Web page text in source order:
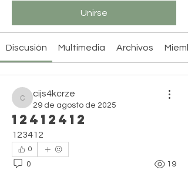
Unirse
Discusión Multimedia Archivos
cijs4kcrze
cijs4kcrze
29 de agosto de 2025
12412412
123412
0
0 19